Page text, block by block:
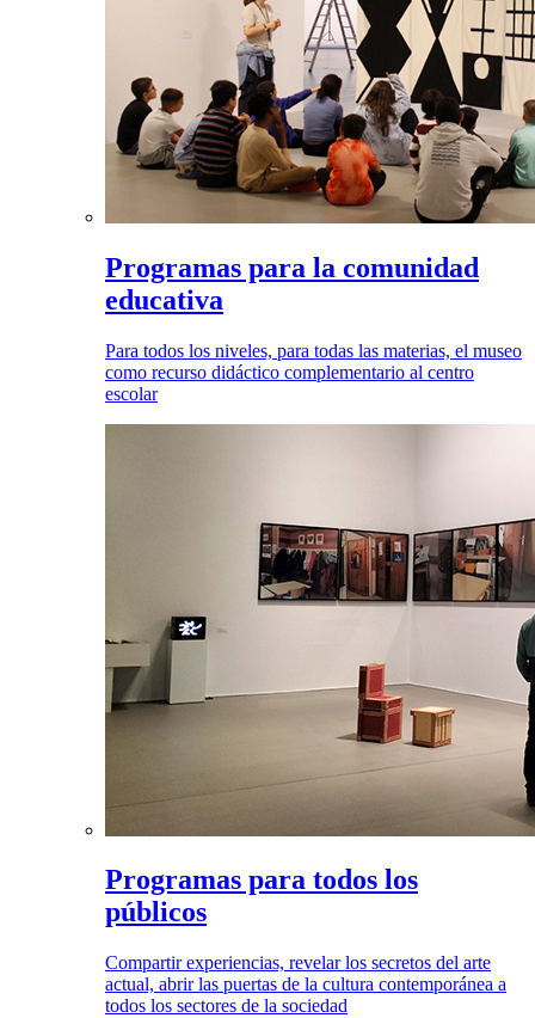
Programas para la comunidad
educativa
Para todos los niveles, para todas las materias, el museo
como recurso didáctico complementario al centro
escolar
Programas para todos los
públicos
Compartir experiencias, revelar los secretos del arte
actual, abrir las puertas de la cultura contemporánea a
todos los sectores de la sociedad